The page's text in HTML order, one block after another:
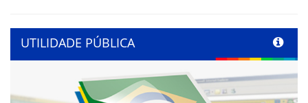
UTILIDADE PÚBLICA